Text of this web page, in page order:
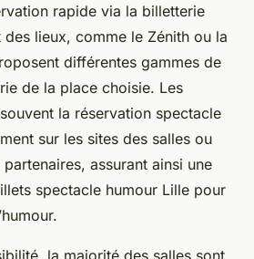
rapide via la billetterie
lieux, comme le Zénith ou la
différentes gammes de
de la place choisie. Les
la réservation spectacle
sur les sites des salles ou
assurant ainsi une
spectacle humour Lille pour
la majorité des salles sont